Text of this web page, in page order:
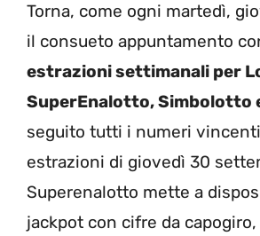
Torna, come ogni martedì,
il consueto appuntamento
estrazioni settimanali per
SuperEnalotto, Simbolotto
seguito tutti i numeri
estrazioni di giovedì 30
Superenalotto mette a
jackpot con cifre da